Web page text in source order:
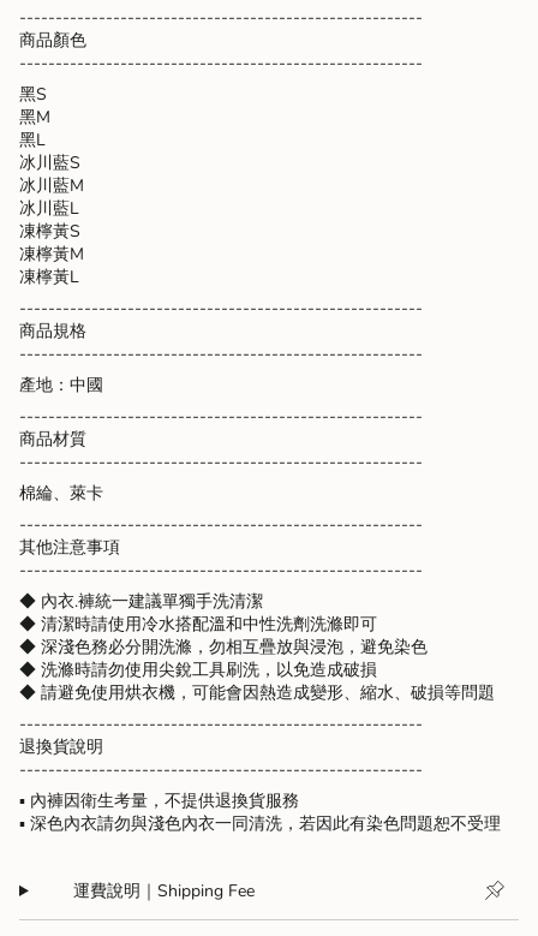
of
{{
}}",
"maximum_of"=>"Maximum
of
{{
quantity
}}"}
--------------------------------------------------------
商品顏色
--------------------------------------------------------
黑S
黑M
黑L
冰川藍S
冰川藍M
冰川藍L
凍檸黃S
凍檸黃M
凍檸黃L
--------------------------------------------------------
商品規格
--------------------------------------------------------
產地：中國
--------------------------------------------------------
商品材質
--------------------------------------------------------
棉綸、萊卡
--------------------------------------------------------
其他注意事項
--------------------------------------------------------
◆ 內衣.褲統一建議單獨手洗清潔
◆ 清潔時請使用冷水搭配溫和中性洗劑洗滌即可
◆ 深淺色務必分開洗滌，勿相互疊放與浸泡，避免染色
◆ 洗滌時請勿使用尖銳工具刷洗，以免造成破損
◆ 請避免使用烘衣機，可能會因熱造成變形、縮水、破損等問題
--------------------------------------------------------
退換貨說明
--------------------------------------------------------
▪️ 內褲因衛生考量，不提供退換貨服務
▪️ 深色內衣請勿與淺色內衣一同清洗，若因此有染色問題恕不受理
運費說明｜Shipping Fee